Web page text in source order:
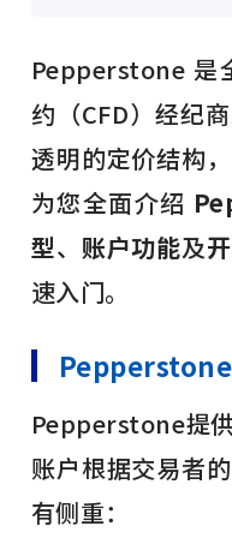
Pepperstone 是
约（CFD）经纪
透明的定价结构
为您全面介绍
型、 账户功能及
速入门。
Pepperstone
Pepperstone提供
账户根据交易者
有侧重：